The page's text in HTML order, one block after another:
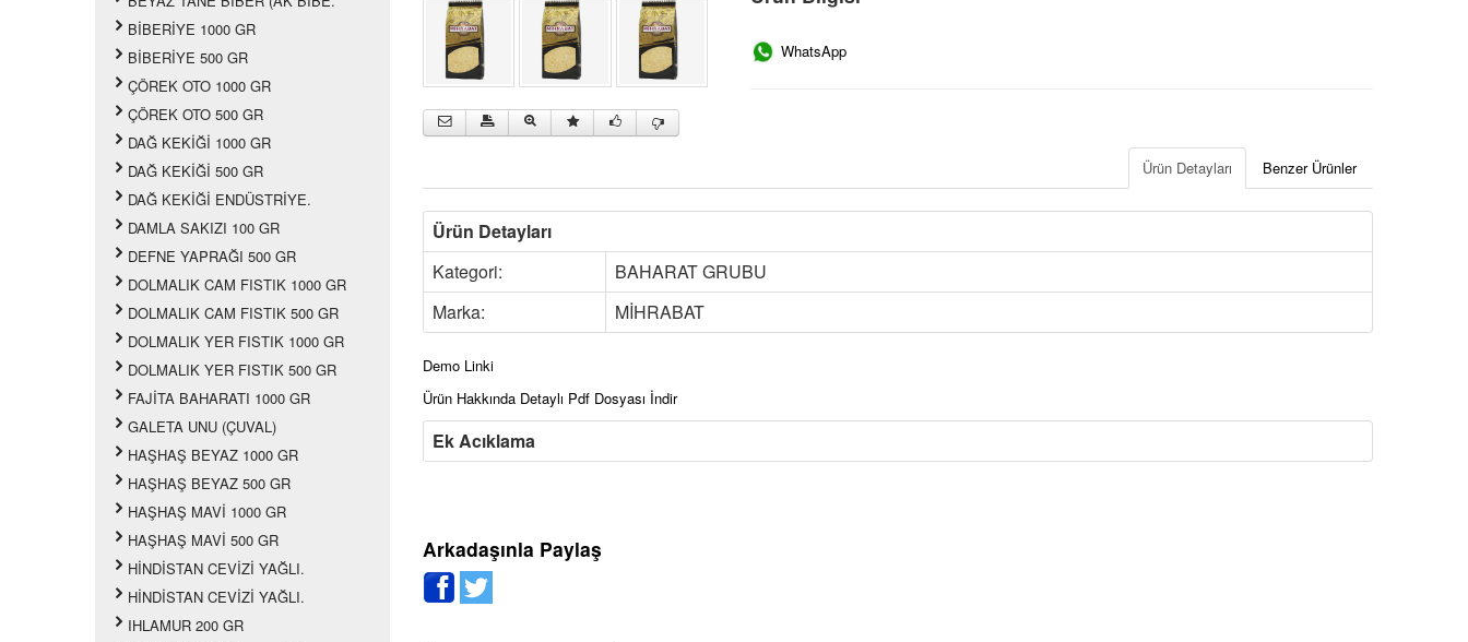
BİBERİYE 1000 GR
BİBERİYE 500 GR
ÇÖREK OTO 1000 GR
ÇÖREK OTO 500 GR
DAĞ KEKİĞİ 1000 GR
DAĞ KEKİĞİ 500 GR
DAĞ KEKİĞİ ENDÜSTRİYE.
DAMLA SAKIZI 100 GR
DEFNE YAPRAĞI 500 GR
DOLMALIK CAM FISTIK 1000 GR
DOLMALIK CAM FISTIK 500 GR
DOLMALIK YER FISTIK 1000 GR
DOLMALIK YER FISTIK 500 GR
FAJİTA BAHARATI 1000 GR
GALETA UNU (ÇUVAL)
HAŞHAŞ BEYAZ 1000 GR
HAŞHAŞ BEYAZ 500 GR
HAŞHAŞ MAVİ 1000 GR
HAŞHAŞ MAVİ 500 GR
HİNDİSTAN CEVİZİ YAĞLI.
HİNDİSTAN CEVİZİ YAĞLI.
IHLAMUR 200 GR
WhatsApp
Benzer Ürünler
Ürün Detayları
Ürün Detayları
Kategori:
BAHARAT GRUBU
Marka:
MİHRABAT
Demo Linki
Ürün Hakkında Detaylı Pdf Dosyası İndir
Ek Acıklama
Arkadaşınla Paylaş